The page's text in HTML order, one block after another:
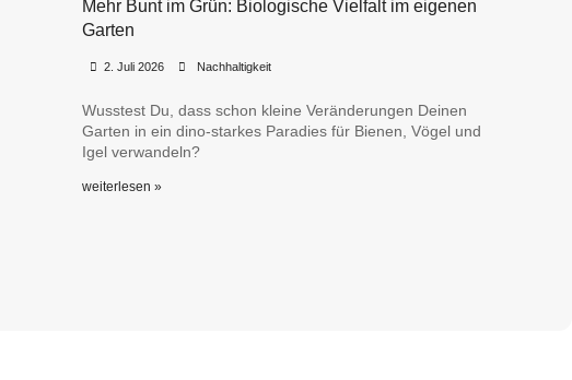
Mehr Bunt im Grün: Biologische Vielfalt im eigenen
Garten
2. Juli 2026 Nachhaltigkeit
Wusstest Du, dass schon kleine Veränderungen Deinen
Garten in ein dino-starkes Paradies für Bienen, Vögel und
Igel verwandeln?
weiterlesen »